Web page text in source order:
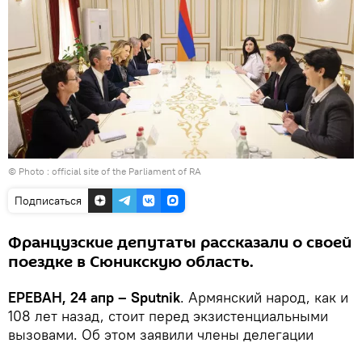
© Photo : official site of the Parliament of RA
Подписаться
Французские депутаты рассказали о своей
поездке в Сюникскую область.
ЕРЕВАН, 24 апр – Sputnik. Армянский народ, как и
108 лет назад, стоит перед экзистенциальными
вызовами. Об этом заявили члены делегации